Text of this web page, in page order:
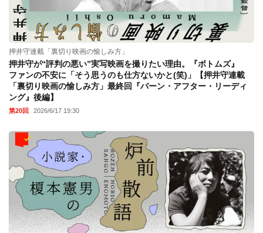
押井守連載「裏切り映画の愉しみ方」
押井守が“評判の悪い”実写映画を撮りたい理由。『ボトムズ』
ファンの不安に「そう思うのも仕方ないかと(笑)」【押井守連載
「裏切り映画の愉しみ方」最終回『バーン・アフター・リーディ
ング』後編】
第20回 2026/6/17 19:30